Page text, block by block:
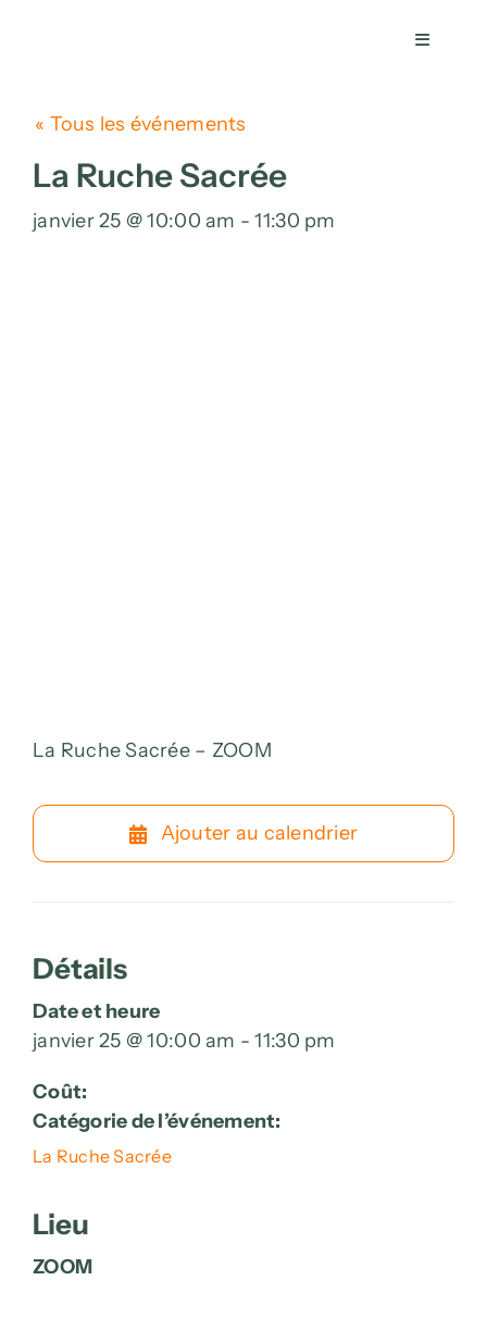
Toggle
« Tous les événements
La Ruche Sacrée
janvier 25 @ 10:00 am - 11:30 pm
La Ruche Sacrée – ZOOM
Ajouter au calendrier
Détails
Date et heure
janvier 25 @ 10:00 am - 11:30 pm
Coût:
Catégorie de l’événement:
La Ruche Sacrée
Lieu
ZOOM